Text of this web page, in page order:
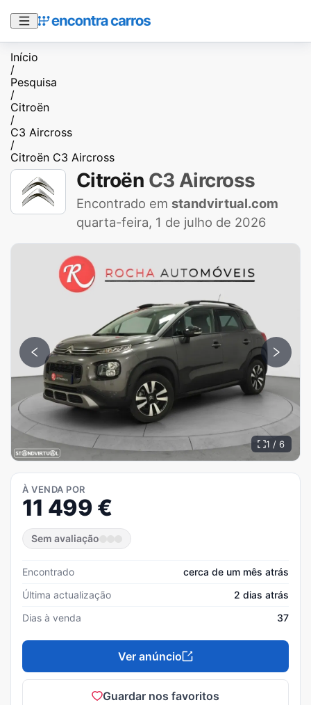
Início
/
Pesquisa
/
Citroën
/
C3 Aircross
/
Citroën C3 Aircross
Citroën C3 Aircross
Encontrado em standvirtual.com
quarta-feira, 1 de julho de 2026
1 / 6
À VENDA POR
11 499 €
Sem avaliação
Encontrado
cerca de um mês atrás
Última actualização
2 dias atrás
Dias à venda
37
Ver anúncio
Guardar nos favoritos